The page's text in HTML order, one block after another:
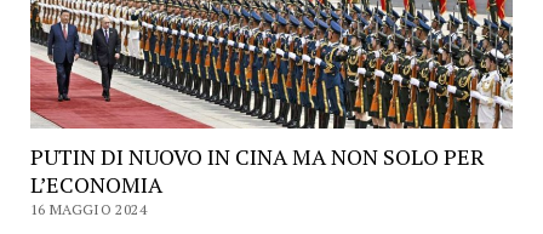
PUTIN DI NUOVO IN CINA MA NON SOLO PER
L’ECONOMIA
16 MAGGIO 2024